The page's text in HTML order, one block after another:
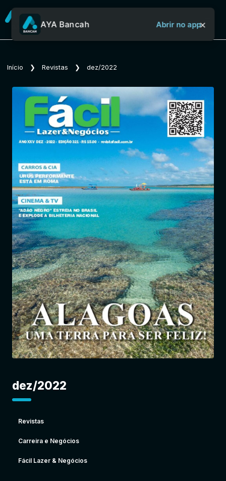
Sobre o Aya Bancah
Início
Revistas
Jornais
Notícias
Entrar
AYA Bancah Abrir no app×
Início ❯ Revistas ❯ dez/2022
dez/2022
Revistas
Carreira e Negócios
Fácil Lazer & Negócios